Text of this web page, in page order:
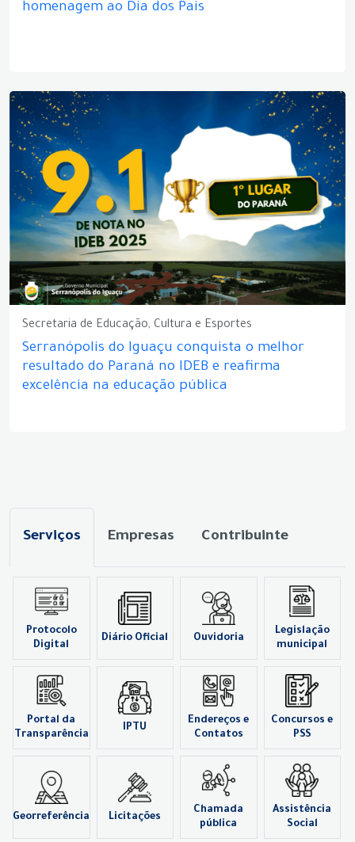
homenagem ao Dia dos Pais
Secretaria de Educação, Cultura e Esportes
Serranópolis do Iguaçu conquista o melhor
resultado do Paraná no IDEB e reafirma
excelência na educação pública
Serviços Empresas Contribuinte
Protocolo
Digital
Diário Oficial Ouvidoria
Legislação
municipal
Portal da
Transparência
IPTU
Endereços e
Contatos
Concursos e
PSS
Georreferência Licitações
Chamada
pública
Assistência
Social